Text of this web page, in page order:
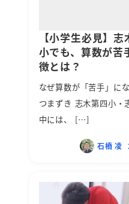
【小学生必見】
小でも、算数が苦
徴とは？
なぜ算数が「苦手」に
つまずき 志木第四小・
中には、 […]
石橋 凌